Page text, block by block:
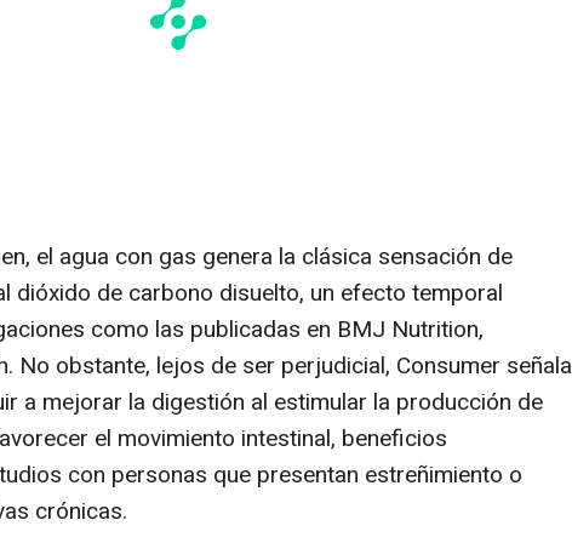
el agua con gas genera la clásica sensación de
dióxido de carbono disuelto, un efecto temporal
como las publicadas en BMJ Nutrition,
No obstante, lejos de ser perjudicial, Consumer señala
a mejorar la digestión al estimular la producción de
el movimiento intestinal, beneficios
con personas que presentan estreñimiento o
crónicas.